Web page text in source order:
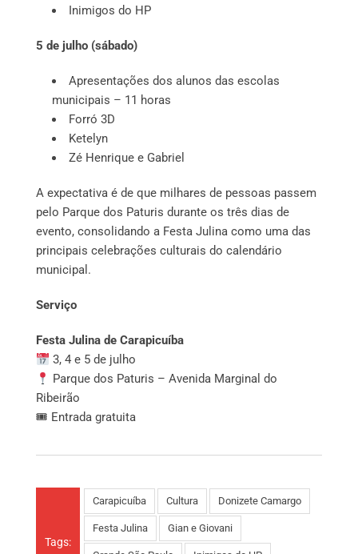
Inimigos do HP
5 de julho (sábado)
Apresentações dos alunos das escolas
municipais – 11 horas
Forró 3D
Ketelyn
Zé Henrique e Gabriel
A expectativa é de que milhares de pessoas passem
pelo Parque dos Paturis durante os três dias de
evento, consolidando a Festa Julina como uma das
principais celebrações culturais do calendário
municipal.
Serviço
Festa Julina de Carapicuíba
3, 4 e 5 de julho
Parque dos Paturis – Avenida Marginal do
Ribeirão
🎟 Entrada gratuita
Tags:
Carapicuíba Cultura Donizete Camargo
Festa Julina Gian e Giovani